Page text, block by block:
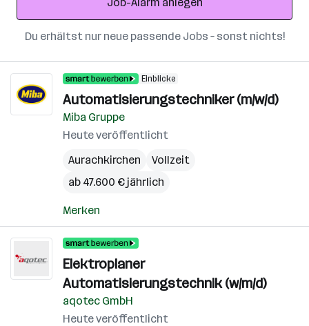
Du erhältst nur neue passende Jobs – sonst nichts!
Einblicke
Automatisierungstechniker (m/w/d)
Miba Gruppe
Heute veröffentlicht
Aurachkirchen
Vollzeit
ab 47.600 € jährlich
Merken
Elektroplaner
Automatisierungstechnik (w/m/d)
aqotec GmbH
Heute veröffentlicht